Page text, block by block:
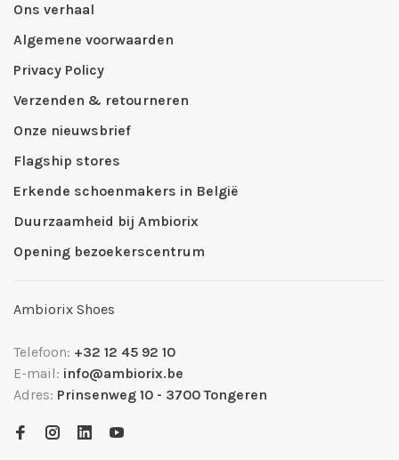
Ons verhaal
Algemene voorwaarden
Privacy Policy
Verzenden & retourneren
Onze nieuwsbrief
Flagship stores
Erkende schoenmakers in België
Duurzaamheid bij Ambiorix
Opening bezoekerscentrum
Ambiorix Shoes
Telefoon: +32 12 45 92 10
E-mail: info@ambiorix.be
Adres: Prinsenweg 10 - 3700 Tongeren